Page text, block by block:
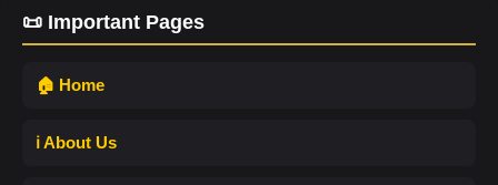
📜 Important Pages
🏠 Home
ℹ️ About Us